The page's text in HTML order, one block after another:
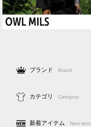
ブランド Brand
カテゴリ Category
新着アイテム New item